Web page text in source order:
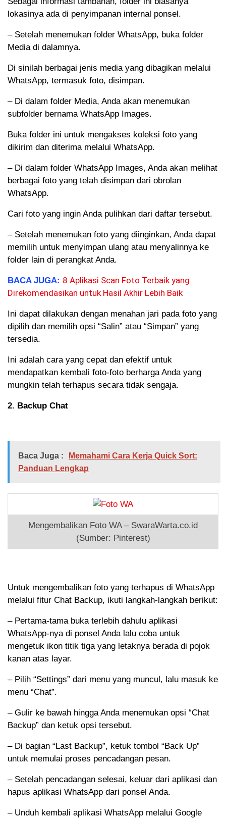
lokasinya ada di penyimpanan internal ponsel.
– Setelah menemukan folder WhatsApp, buka folder
Media di dalamnya.
Di sinilah berbagai jenis media yang dibagikan melalui
WhatsApp, termasuk foto, disimpan.
– Di dalam folder Media, Anda akan menemukan
subfolder bernama WhatsApp Images.
Buka folder ini untuk mengakses koleksi foto yang
dikirim dan diterima melalui WhatsApp.
– Di dalam folder WhatsApp Images, Anda akan melihat
berbagai foto yang telah disimpan dari obrolan
WhatsApp.
Cari foto yang ingin Anda pulihkan dari daftar tersebut.
– Setelah menemukan foto yang diinginkan, Anda dapat
memilih untuk menyimpan ulang atau menyalinnya ke
folder lain di perangkat Anda.
BACA JUGA: 8 Aplikasi Scan Foto Terbaik yang
Direkomendasikan untuk Hasil Akhir Lebih Baik
Ini dapat dilakukan dengan menahan jari pada foto yang
dipilih dan memilih opsi “Salin” atau “Simpan” yang
tersedia.
Ini adalah cara yang cepat dan efektif untuk
mendapatkan kembali foto-foto berharga Anda yang
mungkin telah terhapus secara tidak sengaja.
2. Backup Chat
Baca Juga :
Memahami Cara Kerja Quick Sort:
Panduan Lengkap
Mengembalikan Foto WA – SwaraWarta.co.id
(Sumber: Pinterest)
Untuk mengembalikan foto yang terhapus di WhatsApp
melalui fitur Chat Backup, ikuti langkah-langkah berikut:
– Pertama-tama buka terlebih dahulu aplikasi
WhatsApp-nya di ponsel Anda lalu coba untuk
mengetuk ikon titik tiga yang letaknya berada di pojok
kanan atas layar.
– Pilih “Settings” dari menu yang muncul, lalu masuk ke
menu “Chat”.
– Gulir ke bawah hingga Anda menemukan opsi “Chat
Backup” dan ketuk opsi tersebut.
– Di bagian “Last Backup”, ketuk tombol “Back Up”
untuk memulai proses pencadangan pesan.
– Setelah pencadangan selesai, keluar dari aplikasi dan
hapus aplikasi WhatsApp dari ponsel Anda.
– Unduh kembali aplikasi WhatsApp melalui Google